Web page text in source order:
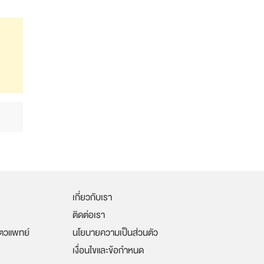
วแพทย์
เกี่ยวกับเรา
ติดต่อเรา
นโยบายความเป็นส่วนตัว
เงื่อนไขและข้อกำหนด